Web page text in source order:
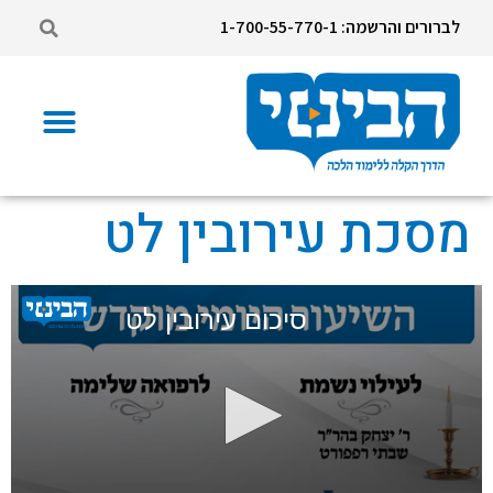
לברורים והרשמה: 1-700-55-770-1
מסכת עירובין לט
סיכום עירובין לט